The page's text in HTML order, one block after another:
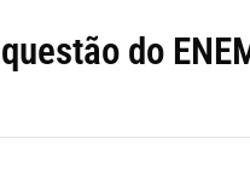
do